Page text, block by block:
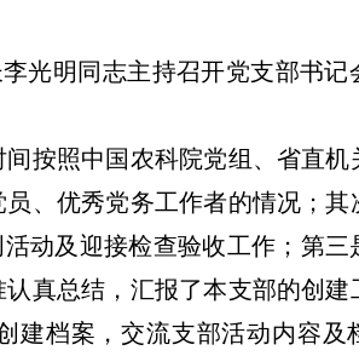
明同志主持召开党支部书记
照中国农科院党组、省直机
、优秀党务工作者的情况；其
动及迎接检查验收工作；第三
真总结，汇报了本支部的创建
建档案，交流支部活动内容及